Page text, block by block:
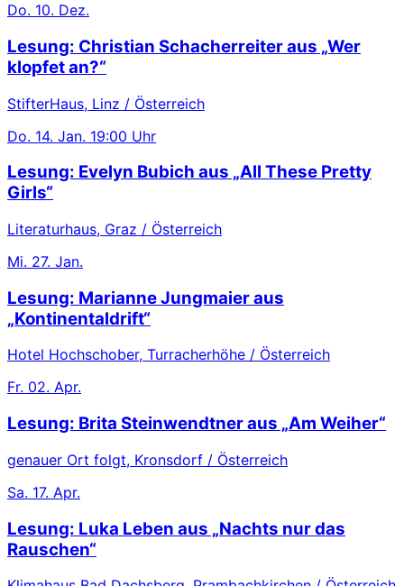
Do. 10. Dez.
Lesung: Christian Schacherreiter aus „Wer
klopfet an?“
StifterHaus, Linz / Österreich
Do. 14. Jan. 19:00 Uhr
Lesung: Evelyn Bubich aus „All These Pretty
Girls“
Literaturhaus, Graz / Österreich
Mi. 27. Jan.
Lesung: Marianne Jungmaier aus
„Kontinentaldrift“
Hotel Hochschober, Turracherhöhe / Österreich
Fr. 02. Apr.
Lesung: Brita Steinwendtner aus „Am Weiher“
genauer Ort folgt, Kronsdorf / Österreich
Sa. 17. Apr.
Lesung: Luka Leben aus „Nachts nur das
Rauschen“